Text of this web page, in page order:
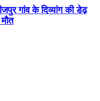
गांव के दिव्यांग की डेढ़